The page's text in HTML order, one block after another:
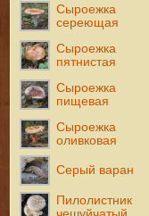
Сыроежка
сереющая
Сыроежка
пятнистая
Сыроежка
пищевая
Сыроежка
оливковая
Серый варан
Пилолистник